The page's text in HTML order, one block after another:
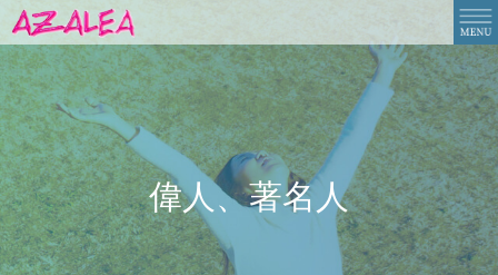
偉人、著名人